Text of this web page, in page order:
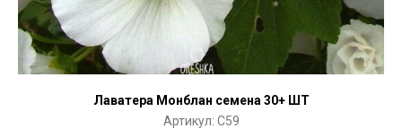
Лаватера Монблан семена 30+ ШТ
Артикул: C59